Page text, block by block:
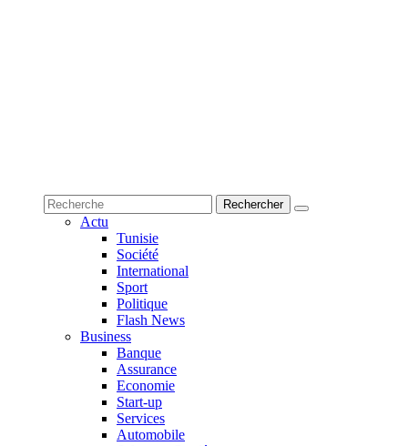
Actu
Tunisie
Société
International
Sport
Politique
Flash News
Business
Banque
Assurance
Economie
Start-up
Services
Automobile